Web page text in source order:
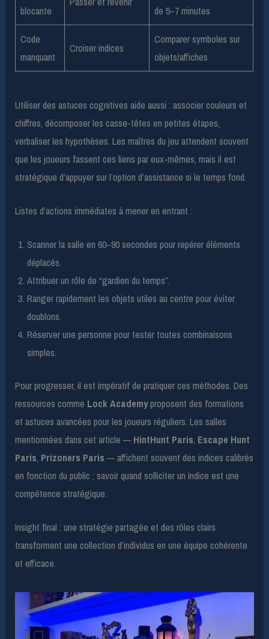
blocante de 5–7 minutes
Code
manquant
Croiser indices
Comparer symboles sur
objets/affiches
Utiliser des astuces cognitives aide aussi : associer couleurs et
chiffres, décomposer les casse-têtes en petites étapes,
verbaliser les hypothèses. Les maîtres du jeu attendent souvent
que les joueurs fassent ces liens par eux-mêmes, mais il est
stratégique d’appuyer sur l’option d’assistance si le temps fond.
Listes d’actions immédiates à mener en entrant :
Scanner la salle en 60–90 secondes pour repérer éléments
déplacés.
Attribuer un rôle de “gardien du temps”.
Ranger rapidement les objets utiles au centre pour éviter
doublons.
Réserver une personne pour tester toutes combinaisons
simples.
Pour progresser, il est impératif de pratiquer ces méthodes. Des
ressources comme Lock Academyproposent des formations
et astuces avancées pour les joueurs réguliers. Les salles
mentionnées dans cet article — HintHunt Paris, Escape Hunt
Paris, Prizoners Paris — affichent souvent des indices calibrés
en fonction du public ; savoir quand solliciter un indice est une
compétence stratégique.
Insight final : une stratégie partagée et des rôles clairs
transforment une collection d’individus en une équipe cohérente
et efficace.